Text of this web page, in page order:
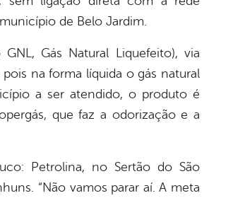
de Belo Jardim.
Gás Natural Liquefeito), via
na forma líquida o gás natural
a ser atendido, o produto é
que faz a odorização e a
Petrolina, no Sertão do São
“Não vamos parar aí. A meta